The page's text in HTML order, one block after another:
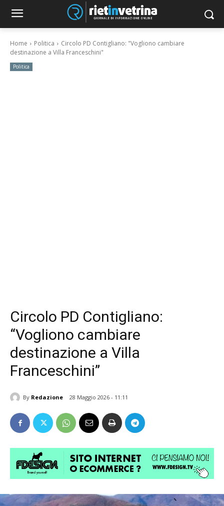
Home Politica
Circolo PD Contigliano: "Vogliono cambiare
destinazione a Villa Franceschini"
Politica
Circolo PD Contigliano:
“Vogliono cambiare
destinazione a Villa
Franceschini”
By Redazione 28 Maggio 2026 - 11:11